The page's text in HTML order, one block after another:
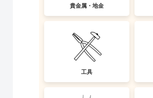
貴金属・地金
工具